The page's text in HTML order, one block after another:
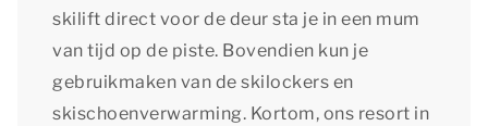
skilift direct voor de deur sta je in een mum
van tijd op de piste. Bovendien kun je
gebruikmaken van de skilockers en
skischoenverwarming. Kortom, ons resort in